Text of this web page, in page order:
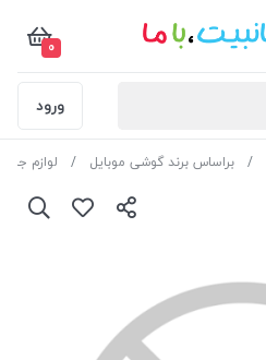
0
ورود
براساس برند گوشی موبایل لوازم